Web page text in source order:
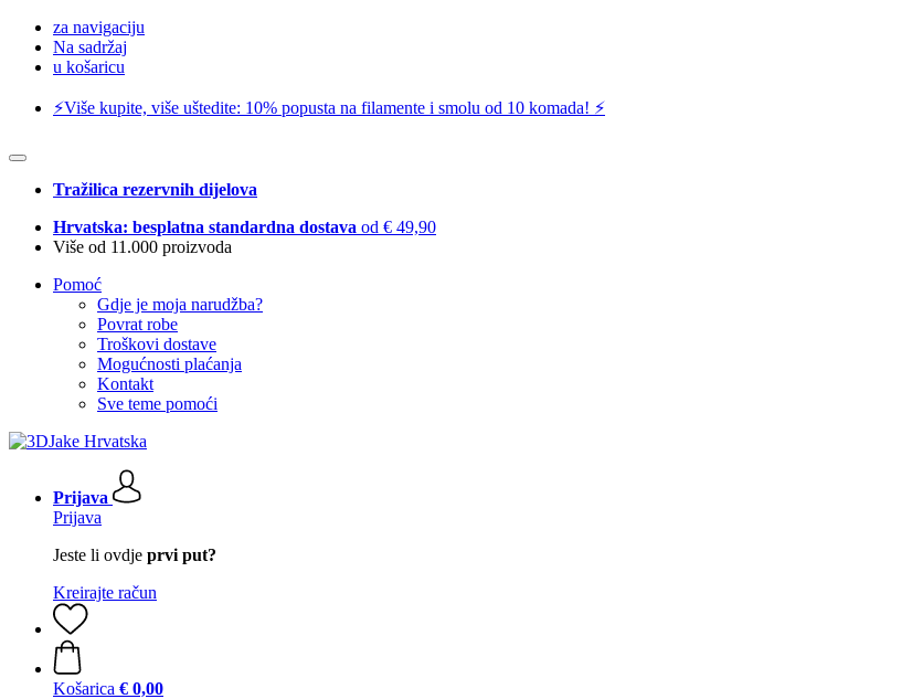
za navigaciju
Na sadržaj
u košaricu
⚡️Više kupite, više uštedite: 10% popusta na filamente i smolu od 10 komada! ⚡️
Tražilica rezervnih dijelova
Hrvatska: besplatna standardna dostava od € 49,90
Više od 11.000 proizvoda
Pomoć
Gdje je moja narudžba?
Povrat robe
Troškovi dostave
Mogućnosti plaćanja
Kontakt
Sve teme pomoći
Prijava
Prijava
Jeste li ovdje prvi put?
Kreirajte račun
Košarica € 0,00